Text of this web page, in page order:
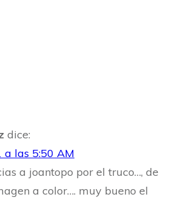
dice:
a las 5:50 AM
a joantopo por el truco…, de
a color…. muy bueno el